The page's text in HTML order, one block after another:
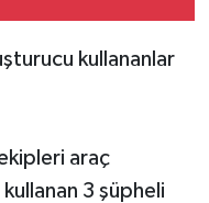
kullananlar
araç
3 şüpheli